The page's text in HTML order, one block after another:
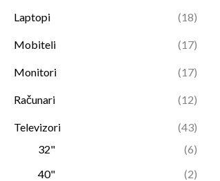
Laptopi (18)
Mobiteli (17)
Monitori (17)
Računari (12)
Televizori
(43)
32"
(6)
40"
(2)